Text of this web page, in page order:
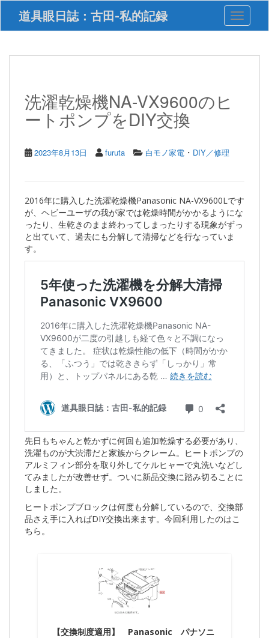
i
道具眼日誌：古田-私的記録 Toggle
洗濯乾燥機NA-VX9600のヒ
ートポンプをDIY交換
2023年8月13日 furuta 白モノ家電 ・ DIY／修理
2016年に購入した洗濯乾燥機Panasonic NA-VX9600Lです
が、ヘビーユーザの我が家では乾燥時間がかかるようにな
ったり、生乾きのまま終わってしまったりする現象がずっ
と出ていて、過去にも分解して清掃などを行なっていま
す。
先日もちゃんと乾かずに何回も追加乾燥する必要があり、
洗濯ものが大渋滞だと家族からクレーム。ヒートポンプの
アルミフィン部分を取り外してケルヒャーで丸洗いなどし
てみましたが改善せず。ついに新品交換に踏み切ることに
しました。
ヒートポンプブロックは何度も分解しているので、交換部
品さえ手に入ればDIY交換出来ます。今回利用したのはこ
ちら。
【交換制度適用】 Panasonic パナソニ